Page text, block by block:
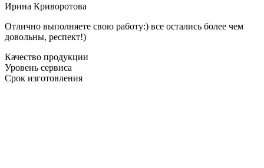
Ирина Криворотова
Отлично выполняете свою работу:) все остались более чем
довольны, респект!)
Качество продукции
Уровень сервиса
Срок изготовления